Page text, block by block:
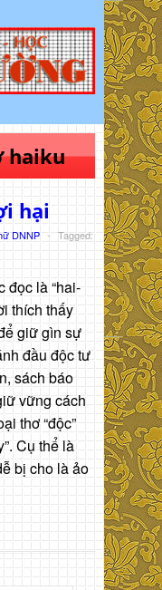
haiku
hại
DNNP - Tagged:
đọc là “hai-
thích thấy
giữ gìn sự
đầu độc tư
sách báo
vững cách
thơ “độc”
Cụ thể là
bị cho là ảo